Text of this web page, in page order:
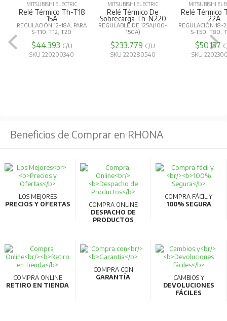
motores.
Todos los modelos permiten cambiar entre reinicio
manual y automático, con el manual como opción
predeterminada.
técnica.
MITSUBISHI ELECTRIC
Relé Térmico Th-T18
15A
REGULACIÓN 12-18A, PARA
S-T10, T12, T20
$44.393 C/U
SKU 220200340
MITSUBISHI ELECTRIC
Relé Térmico De
Sobrecarga Th-N220
REGULABLE DE 125A(100-
150A)
$233.779 C/U
SKU 220280540
MITSUBISHI
Relé Térmico
22A
REGULACIÓN 18-
S-T50, T80,
$50.157
SKU
Beneficios de Comprar en RHONA
LOS MEJORES
PRECIOS Y OFERTAS
COMPRA ONLINE
DESPACHO DE
PRODUCTOS
COMPRA FÁCIL Y
100% SEGURA
COMPRA ONLINE
RETIRO EN TIENDA
COMPRA CON
GARANTÍA
CAMBIOS Y
DEVOLUCIONES
FÁCILES